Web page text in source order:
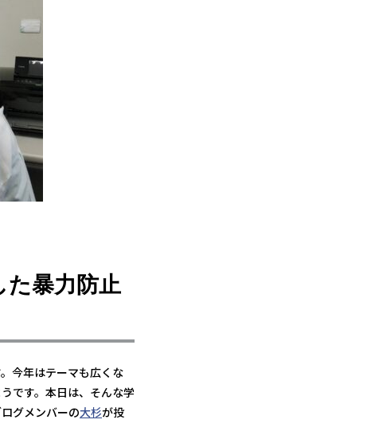
た暴力防止
今年はテーマも広くな
です。本日は、そんな学
グメンバーの大杉が投